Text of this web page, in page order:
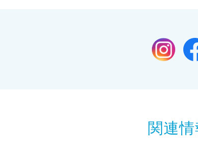
関連情